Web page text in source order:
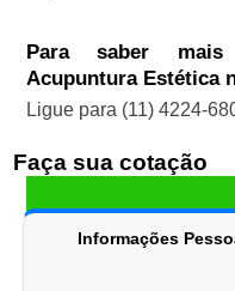
Para saber
Acupuntura Estética
Ligue para (11) 4224-
Faça sua cotação
Informações